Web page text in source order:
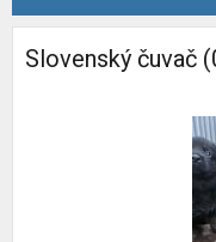
Slovenský čuvač